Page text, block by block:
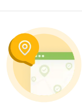
cerdo, 5 lb, NTC
1257
3.64 /lb